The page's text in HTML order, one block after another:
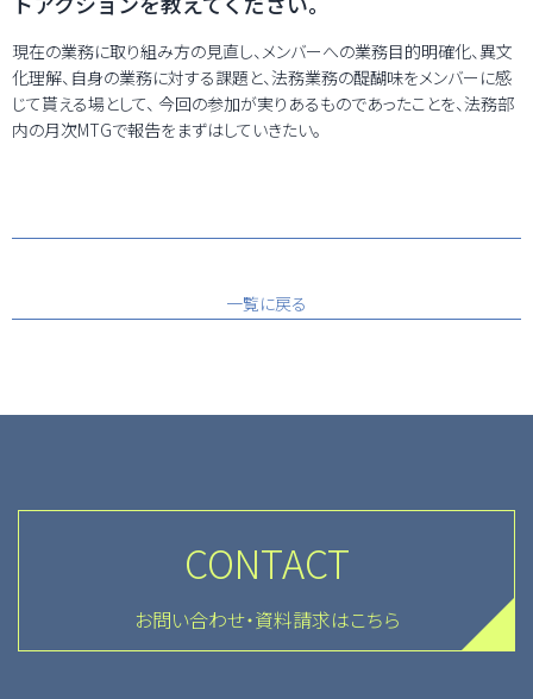
現在の業務に取り組み方の見直し、メンバーへの業務目的明確化、異文
化理解、自身の業務に対する課題と、法務業務の醍醐味をメンバーに感
じて貰える場として、 今回の参加が実りあるものであったことを、法務部
内の月次MTGで報告をまずはしていきたい。
一覧に戻る
CONTACT
お問い合わせ・資料請求はこちら